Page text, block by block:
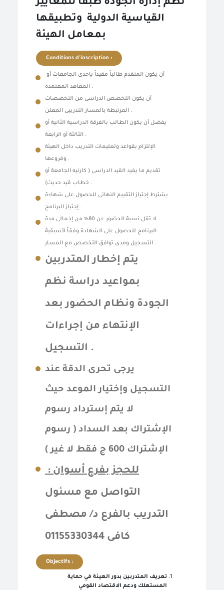
نظم إدارة الجودة طبقاً للمعايير
القياسية الدولية وتطبيقها
Conditions d'inscription :
المعاهد المعتمدة .
أن يكون التخصص الدراسى من التخصصات
المرتبطة بالمسار التدريبى المعلن .
يفضل أن يكون الطالب بالفرقة الدراسية الثانية أو
الثالثة أو الرابعة .
الإلتزام بقواعد وتعليمات التدريب داخل الهيئة
وفروعها .
تقديم ما يفيد القيد الدراسى ( كارنيه الجامعة أو
خطاب قيد حديث) .
يشترط إجتياز التقييم النهائى للحصول على شهادة
إجتياز البرنامج .
لا تقل نسبة الحضور عن 80% من إجمالى مدة
البرنامج للحصول على الشهادة وفقاً لأسبقية
التسجيل ومدى توافق التخصص مع المسار .
يتم إخطار المتدربين
بمواعيد دراسة نظم
الجودة ونظام الحضور بعد
الإنتهاء من إجراءات
التسجيل .
يرجى تحرى الدقة عند
التسجيل وإختيار الموعد حيث
لا يتم إسترداد رسوم
الإشتراك بعد السداد ( رسوم
الإشتراك 600 ج فقط لا غير )
للحجز بفرع أسوان :
التواصل مع مسئول
التدريب بالفرع د/ مصطفى
كافى 01155330344
Objectifs :
تعريف المتدربين بدور الهيئة في حماية
المستهلك ودعم الاقتصاد القومي